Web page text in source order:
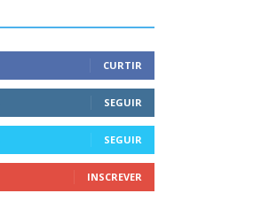
CURTIR
SEGUIR
SEGUIR
INSCREVER